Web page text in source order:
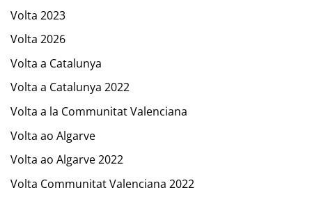
Volta 2023
Volta 2026
Volta a Catalunya
Volta a Catalunya 2022
Volta a la Communitat Valenciana
Volta ao Algarve
Volta ao Algarve 2022
Volta Communitat Valenciana 2022